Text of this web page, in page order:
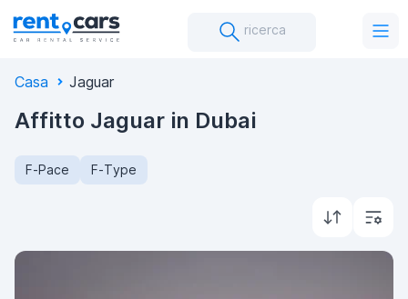
ricerca
Casa Jaguar
Affitto Jaguar in Dubai
F-Pace F-Type